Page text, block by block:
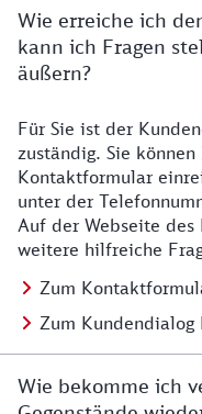
Wie erreiche ich
kann ich Fragen
äußern?
Details zu Kontakt
Für Sie ist der
zuständig. Sie
Kontaktformular
unter der
Auf der Webseite des
weitere hilfreiche
Zum
Zum Kundendialog
Wie bekomme ich